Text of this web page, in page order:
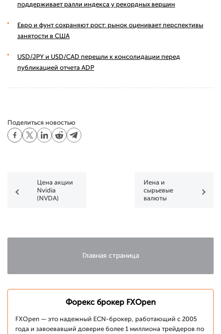
поддерживает ралли индекса у рекордных вершин
Евро и фунт сохраняют рост: рынок оценивает перспективы
занятости в США
USD/JPY и USD/CAD перешли к консолидации перед
публикацией отчета ADP
Поделиться новостью
Цена акции
Nvidia
(NVDA)
отчета
Иена и
сырьевые
валюты
Главная страница
Форекс брокер FXOpen
FXOpen — это надежный ECN-брокер, работающий с 2005
года и завоевавший доверие более 1 миллиона трейдеров по